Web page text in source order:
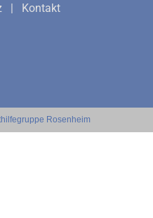
| Kontakt
Rosenheim